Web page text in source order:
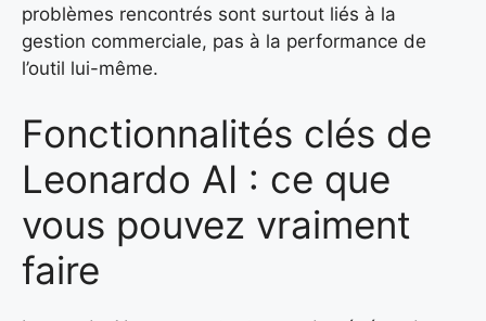
problèmes rencontrés sont surtout liés à la
gestion commerciale, pas à la performance de
l’outil lui-même.
Fonctionnalités clés de
Leonardo AI : ce que
vous pouvez vraiment
faire